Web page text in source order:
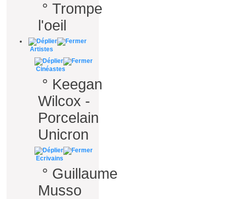
° Trompe
l'oeil
Artistes
Cinéastes
° Keegan
Wilcox -
Porcelain
Unicron
Ecrivains
° Guillaume
Musso